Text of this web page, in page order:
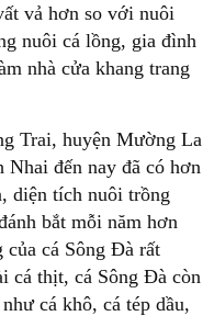
vả hơn so với nuôi
nuôi cá lồng, gia đình
nhà cửa khang trang
Trai, huyện Mường La
Nhai đến nay đã có hơn
diện tích nuôi trồng
bắt mỗi năm hơn
cá Sông Đà rất
cá thịt, cá Sông Đà còn
cá khô, cá tép dầu,